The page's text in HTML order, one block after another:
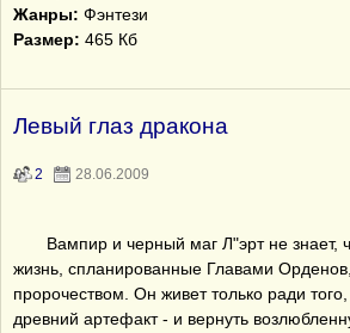
Жанры: Фэнтези
Размер: 465 Кб
Левый глаз дракона
2 28.06.2009
Вампир и черный маг Л"эрт не знает,
жизнь, спланированные Главами
пророчеством. Он живет только ради
древний артефакт - и вернуть